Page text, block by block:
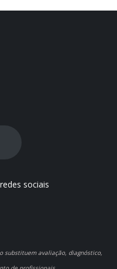
sociais
substituem avaliação, diagnóstico,